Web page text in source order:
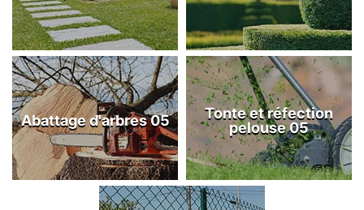
Abattage d'arbres 05
Tonte et réfection
pelouse 05